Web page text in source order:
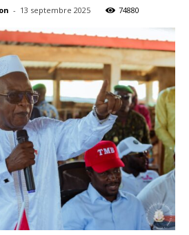
- 13 septembre 2025 74880